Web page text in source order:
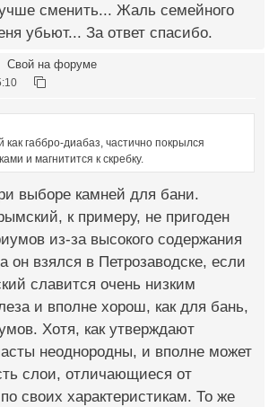
сменить... Жаль семейного
убьют... За ответ спасибо.
Свой на форуме
как габбро-диабаз, частично покрылся
и магнитится к скребку.
выборе камней для бани.
к примеру, не пригоден
из-за высокого содержания
он взялся в Петрозаводске, если
славится очень низким
и вполне хорош, как для бань,
Хотя, как утверждают
неоднородны, и вполне может
слои, отличающиеся от
своих характеристикам. То же